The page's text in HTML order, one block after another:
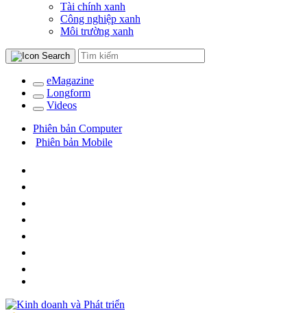
Tài chính xanh
Công nghiệp xanh
Môi trường xanh
eMagazine
Longform
Videos
Phiên bản Computer
Phiên bản Mobile